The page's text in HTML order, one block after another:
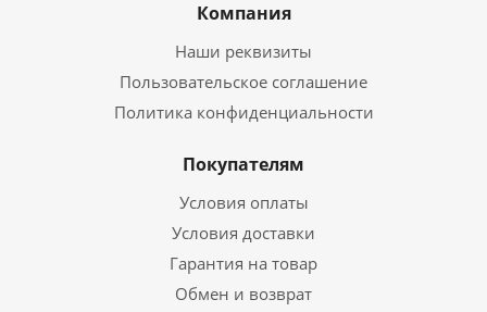
Компания
Наши реквизиты
Пользовательское соглашение
Политика конфиденциальности
Покупателям
Условия оплаты
Условия доставки
Гарантия на товар
Обмен и возврат